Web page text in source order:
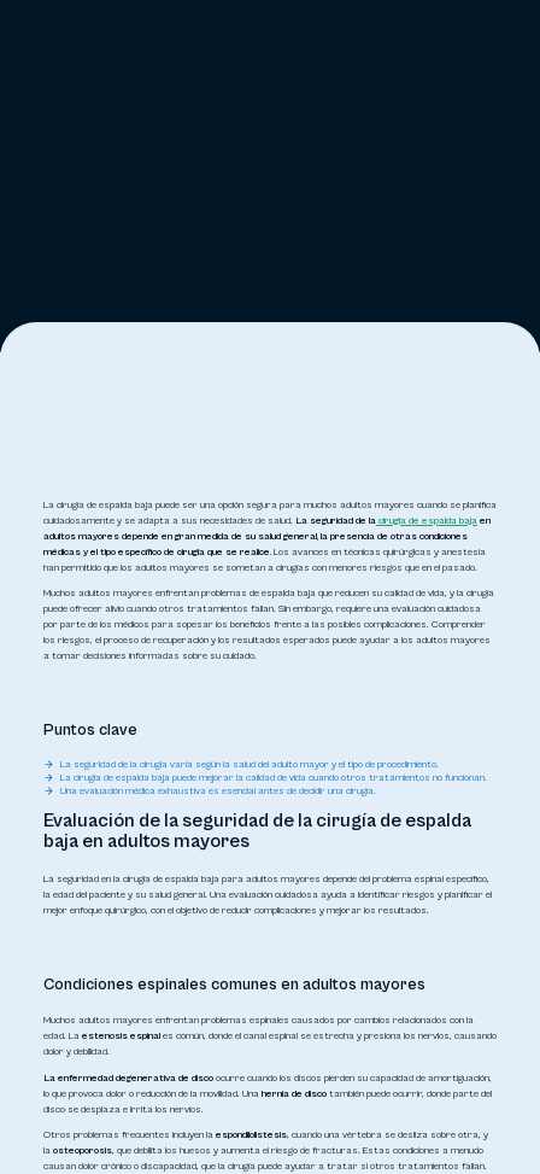
La cirugía de espalda baja puede ser una opción segura para muchos adultos mayores cuando se planifica
cuidadosamente y se adapta a sus necesidades de salud. La seguridad de la cirugía de espalda bajaen
adultos mayores depende en gran medida de su salud general, la presencia de otras condiciones
médicas y el tipo específico de cirugía que se realice.Los avances en técnicas quirúrgicas y anestesia
han permitido que los adultos mayores se sometan a cirugías con menores riesgos que en el pasado.
Muchos adultos mayores enfrentan problemas de espalda baja que reducen su calidad de vida, y la cirugía
puede ofrecer alivio cuando otros tratamientos fallan. Sin embargo, requiere una evaluación cuidadosa
por parte de los médicos para sopesar los beneficios frente a las posibles complicaciones. Comprender
los riesgos, el proceso de recuperación y los resultados esperados puede ayudar a los adultos mayores
a tomar decisiones informadas sobre su cuidado.
Puntos clave
La seguridad de la cirugía varía según la salud del adulto mayor y el tipo de procedimiento.
La cirugía de espalda baja puede mejorar la calidad de vida cuando otros tratamientos no funcionan.
Una evaluación médica exhaustiva es esencial antes de decidir una cirugía.
Evaluación de la seguridad de la cirugía de espalda
baja en adultos mayores
La seguridad en la cirugía de espalda baja para adultos mayores depende del problema espinal específico,
la edad del paciente y su salud general. Una evaluación cuidadosa ayuda a identificar riesgos y planificar el
mejor enfoque quirúrgico, con el objetivo de reducir complicaciones y mejorar los resultados.
Condiciones espinales comunes en adultos mayores
Muchos adultos mayores enfrentan problemas espinales causados por cambios relacionados con la
edad. La estenosis espinales común, donde el canal espinal se estrecha y presiona los nervios, causando
dolor y debilidad.
La enfermedad degenerativa de discoocurre cuando los discos pierden su capacidad de amortiguación,
lo que provoca dolor o reducción de la movilidad. Una hernia de discotambién puede ocurrir, donde parte del
disco se desplaza e irrita los nervios.
Otros problemas frecuentes incluyen la espondilolistesis, cuando una vértebra se desliza sobre otra, y
la osteoporosis, que debilita los huesos y aumenta el riesgo de fracturas. Estas condiciones a menudo
causan dolor crónico o discapacidad, que la cirugía puede ayudar a tratar si otros tratamientos fallan.